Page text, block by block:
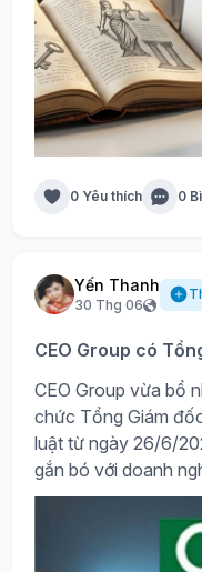
0 Yêu thích 0
Yến Thanh
30 Thg 06
CEO Group có
CEO Group vừa bổ
chức Tổng Giám
luật từ ngày 26/6/
gắn bó với doanh